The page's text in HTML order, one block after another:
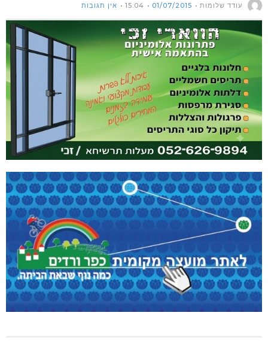
עודד שלומות 01/07/2015
15:04 אין תגובות